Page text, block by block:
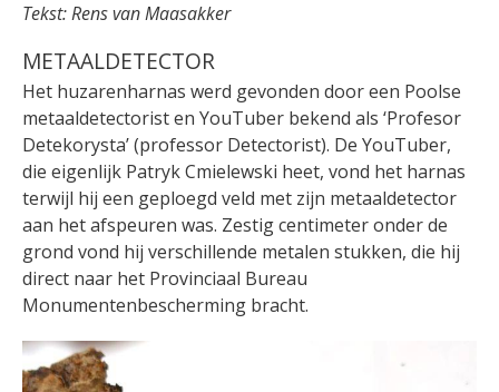
Tekst: Rens van Maasakker
METAALDETECTOR
Het huzarenharnas werd gevonden door een Poolse
metaaldetectorist en YouTuber bekend als ‘Profesor
Detekorysta’ (professor Detectorist). De YouTuber,
die eigenlijk Patryk Cmielewski heet, vond het harnas
terwijl hij een geploegd veld met zijn metaaldetector
aan het afspeuren was. Zestig centimeter onder de
grond vond hij verschillende metalen stukken, die hij
direct naar het Provinciaal Bureau
Monumentenbescherming bracht.